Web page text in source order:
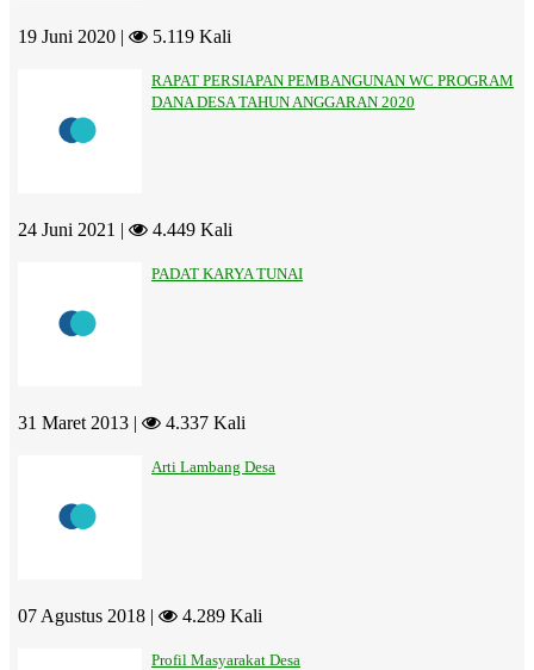
19 Juni 2020 | 5.119 Kali
RAPAT PERSIAPAN PEMBANGUNAN WC PROGRAM
DANA DESA TAHUN ANGGARAN 2020
24 Juni 2021 | 4.449 Kali
PADAT KARYA TUNAI
31 Maret 2013 | 4.337 Kali
Arti Lambang Desa
07 Agustus 2018 | 4.289 Kali
Profil Masyarakat Desa